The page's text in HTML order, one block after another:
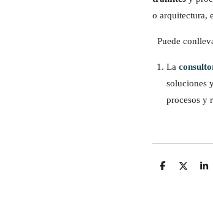
o arquitectura,
Puede
La
soluciones
procesos y
C
C
C